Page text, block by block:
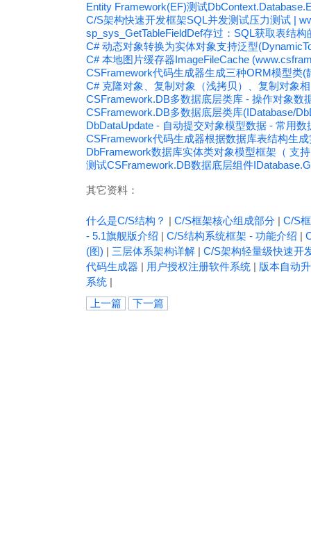
Entity Framework(EF)测试
C/S架构快速开发框架SQL并发测试压力测试 |
sp_sys_GetTableFieldDef存过：SQL获取表结
C# 动态对象转换为实体对象支持泛型
C# 本地图片缓存器ImageFileCache
CSFramework代码生成器生成三种ORM模型类
C# 克隆对象、复制对象（浅拷贝）、复制对象
CSFramework.DB多数据底层类库 - 操作对象数
CSFramework.DB多数据底层类库(IDatabase/
DbDataUpdate - 自动提交对象模型数据 - 常用数
CSFramework代码生成器根据数据库表结构生
DbFramework数据库实体类对象模型框架（ 支
测试CSFramework.DB数据底层组件
其它资料：
什么是C/S结构？ | C/S框架核心组成部分 | C/S
- 5.1旗舰版介绍 | C/S结构系统框架 - 功能介绍 |
(图) | 三层体系架构详解 | C/S架构轻量级快速开
代码生成器 | 用户授权注册软件系统 | 版本自动
系统 |
上一篇
下一篇